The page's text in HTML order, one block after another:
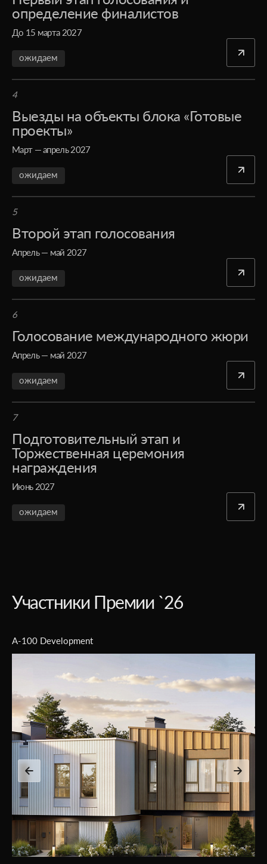
определение финалистов
До 15 марта 2027
ожидаем
4
Выезды на объекты блока «Готовые
проекты»
Март — апрель 2027
ожидаем
5
Второй этап голосования
Апрель — май 2027
ожидаем
6
Голосование международного жюри
Апрель — май 2027
ожидаем
7
Подготовительный этап и
Торжественная церемония
награждения
Июнь 2027
ожидаем
Участники Премии `26
FSK Group of companies